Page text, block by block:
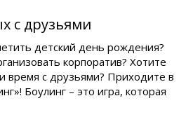
с друзьями
детский день рождения?
корпоратив? Хотите
время с друзьями? Приходите в
Боулинг – это игра, которая